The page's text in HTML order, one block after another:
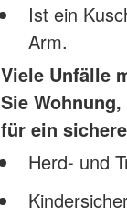
Ist ein
Arm.
Viele Unfälle
Sie
für ein
Herd- und